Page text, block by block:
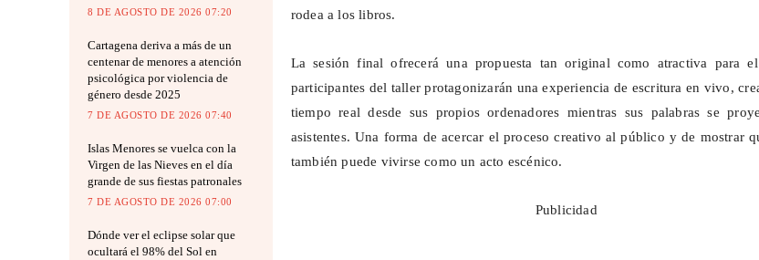
8 DE AGOSTO DE 2026 07:20
Cartagena deriva a más de un
centenar de menores a atención
psicológica por violencia de
género desde 2025
7 DE AGOSTO DE 2026 07:40
Islas Menores se vuelca con la
Virgen de las Nieves en el día
grande de sus fiestas patronales
7 DE AGOSTO DE 2026 07:00
Dónde ver el eclipse solar que
ocultará el 98% del Sol en
rodea a los libros.
La sesión final ofrecerá una propuesta tan original como atractiva para
participantes del taller protagonizarán una experiencia de escritura en vivo,
tiempo real desde sus propios ordenadores mientras sus palabras se
asistentes. Una forma de acercar el proceso creativo al público y de mostrar
también puede vivirse como un acto escénico.
Publicidad